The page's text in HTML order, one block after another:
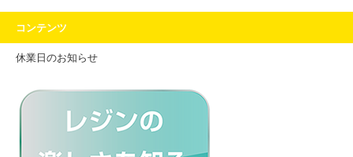
コンテンツ
休業日のお知らせ